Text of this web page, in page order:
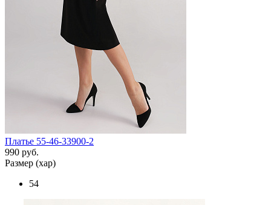
Платье 55-46-33900-2
990 руб.
Размер (хар)
54